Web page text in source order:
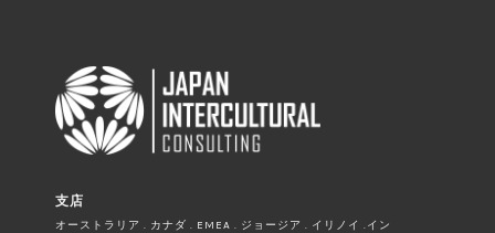
支店
オーストラリア . カナダ . EMEA . ジョージア . イリノイ .イン